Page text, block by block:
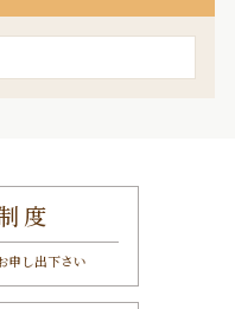
度
申し出下さい